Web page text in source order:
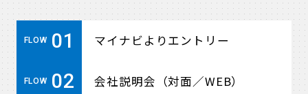
FLOW 01 マイナビよりエントリー
FLOW 02 会社説明会（対面／WEB）